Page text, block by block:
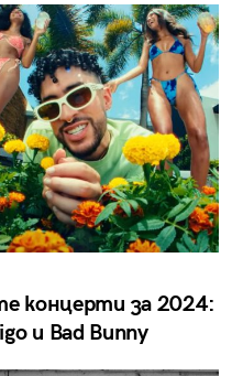
концерти за 2024:
и Bad Bunny